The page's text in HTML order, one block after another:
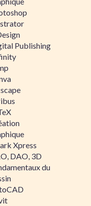
Publishing
Xpress
DAO, 3D
du